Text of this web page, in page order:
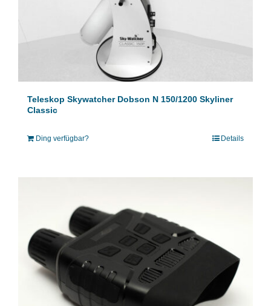
Teleskop Skywatcher Dobson N 150/1200 Skyliner
Classic
Ding verfügbar? Details